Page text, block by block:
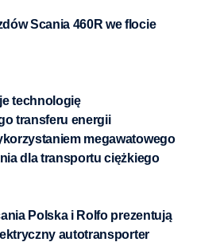
Scania 460R we flocie
technologię
transferu energii
megawatowego
dla transportu ciężkiego
Polska i Rolfo prezentują
autotransporter